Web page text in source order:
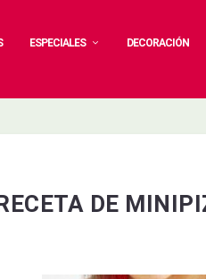
ESPECIALES DECORACIÓN
DE